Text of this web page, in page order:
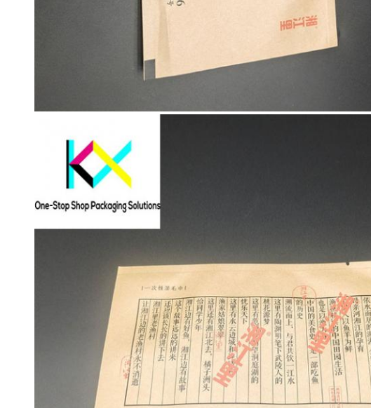
একটি বার্তা ছেড়ে দিন আমরা শীঘ্রই আপনাকে কল করব!